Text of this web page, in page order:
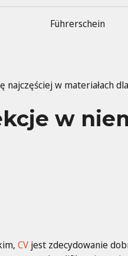
Führerschein
najczęściej w materiałach
w
CV jest zdecydowanie